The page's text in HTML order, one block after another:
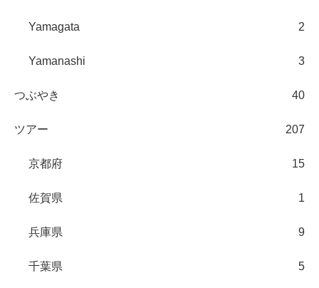
Yamagata 2
Yamanashi 3
つぶやき 40
ツアー 207
京都府 15
佐賀県 1
兵庫県 9
千葉県 5